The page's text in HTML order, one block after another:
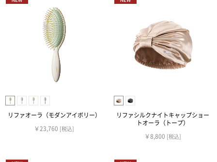
リファオーラ（モダンアイボリー）
￥23,760 [税込]
リファシルクナイトキャップショー
トオーラ（トープ）
￥8,800 [税込]